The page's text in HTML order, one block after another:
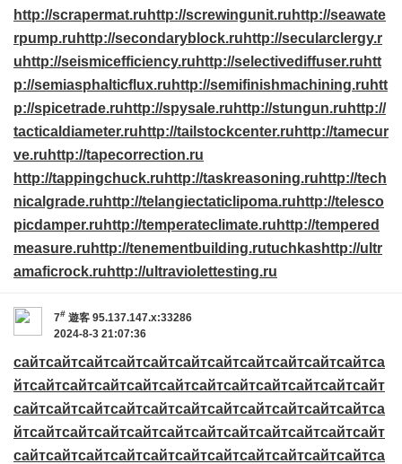
http://scrapermat.ru http://screwingunit.ru http://seawate
rpump.ru http://secondaryblock.ru http://secularclergy.r
u http://seismicefficiency.ru http://selectivediffuser.ru htt
p://semiasphalticflux.ru http://semifinishmachining.ru htt
p://spicetrade.ru http://spysale.ru http://stungun.ru http://
tacticaldiameter.ru http://tailstockcenter.ru http://tamecur
ve.ru http://tapecorrection.ru
http://tappingchuck.ru http://taskreasoning.ru http://tech
nicalgrade.ru http://telangiectaticlipoma.ru http://telesco
picdamper.ru http://temperateclimate.ru http://tempered
measure.ru http://tenementbuilding.rutuchkashttp://ultr
amaficrock.ru http://ultraviolettesting.ru
7# 遊客 95.137.147.x:33286
2024-8-3 21:07:36
сайтсайтсайтсайтсайтсайтсайтсайтсайтсайтсайтса
йтсайтсайтсайтсайтсайтсайтсайтсайтсайтсайтсайт
сайтсайтсайтсайтсайтсайтсайтсайтсайтсайтсайтса
йтсайтсайтсайтсайтсайтсайтсайтсайтсайтсайтсайт
сайтсайтсайтсайтсайтсайтсайтсайтсайтсайтсайтса